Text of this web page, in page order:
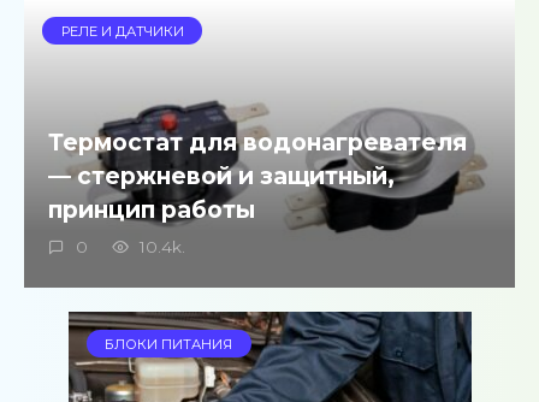
РЕЛЕ И ДАТЧИКИ
Термостат для водонагревателя
— стержневой и защитный,
принцип работы
0 10.4k.
БЛОКИ ПИТАНИЯ